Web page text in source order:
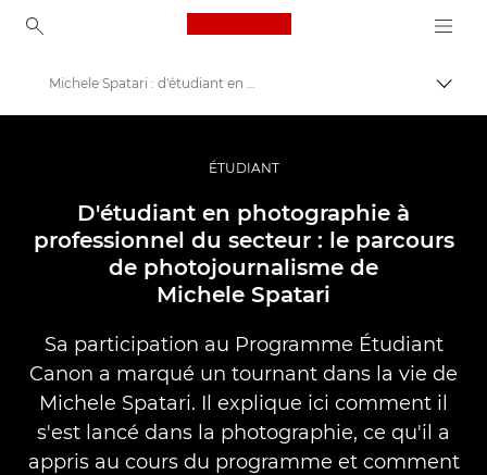
Canon Logo, back to
Vidéo et photographie professionnelles
Histoires
Michele Spatari : d'étudiant en photographie à professionnel du secteur
ÉTUDIANT
D'étudiant en photographie à
professionnel du secteur : le parcours
de photojournalisme de
Michele Spatari
Sa participation au Programme Étudiant
Canon a marqué un tournant dans la vie de
Michele Spatari. Il explique ici comment il
s'est lancé dans la photographie, ce qu'il a
appris au cours du programme et comment